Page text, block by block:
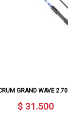
GRAND WAVE
$ 31.500